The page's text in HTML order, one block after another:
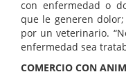
con enfermedad o
que le generen
por un veterinario.
enfermedad sea
COMERCIO CON